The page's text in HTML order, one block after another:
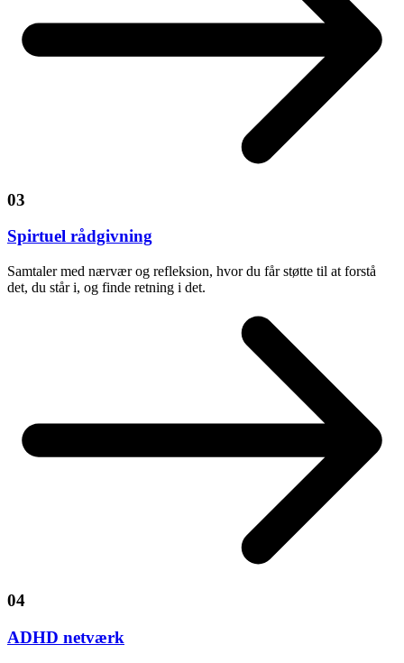
03
Spirtuel rådgivning
Samtaler med nærvær og refleksion, hvor du får støtte til at forstå
det, du står i, og finde retning i det.
04
ADHD netværk